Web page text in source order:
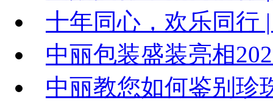
十年同心，欢乐同行
中丽包装盛装亮相
中丽教您如何鉴别珍